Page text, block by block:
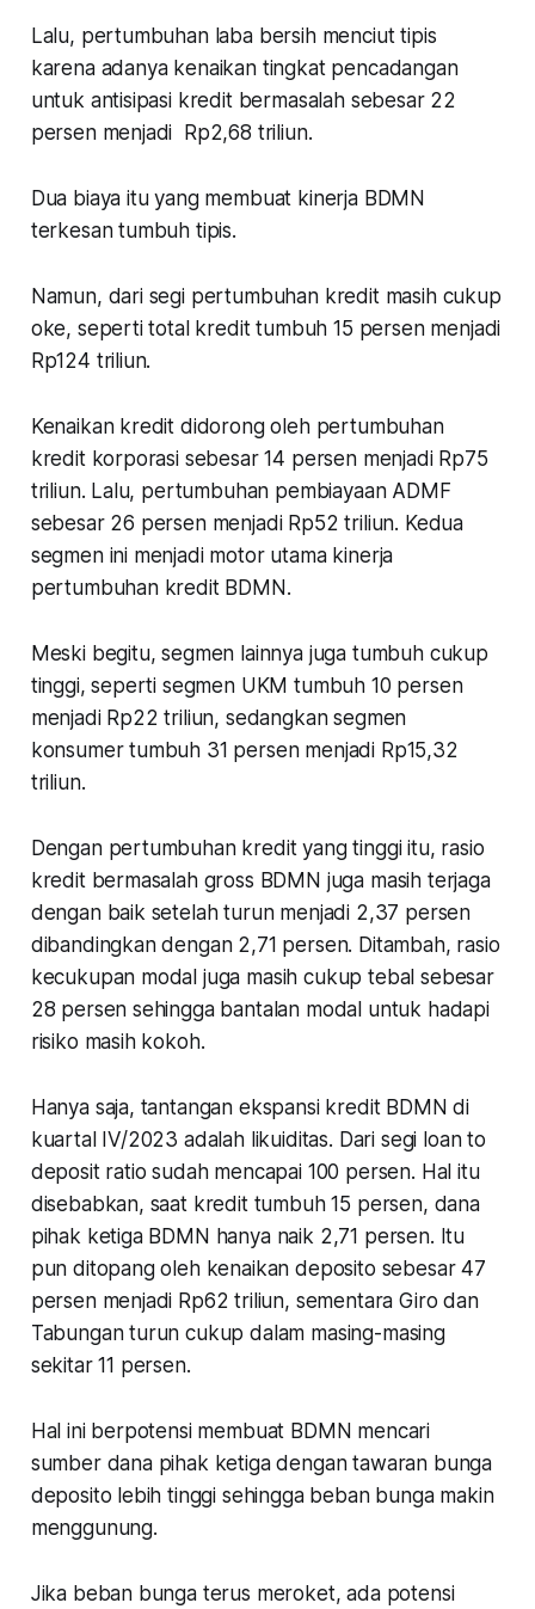
Lalu, pertumbuhan laba bersih menciut tipis
karena adanya kenaikan tingkat pencadangan
untuk antisipasi kredit bermasalah sebesar 22
persen menjadi Rp2,68 triliun.
Dua biaya itu yang membuat kinerja BDMN
terkesan tumbuh tipis.
Namun, dari segi pertumbuhan kredit masih cukup
oke, seperti total kredit tumbuh 15 persen menjadi
Rp124 triliun.
Kenaikan kredit didorong oleh pertumbuhan
kredit korporasi sebesar 14 persen menjadi Rp75
triliun. Lalu, pertumbuhan pembiayaan ADMF
sebesar 26 persen menjadi Rp52 triliun. Kedua
segmen ini menjadi motor utama kinerja
pertumbuhan kredit BDMN.
Meski begitu, segmen lainnya juga tumbuh cukup
tinggi, seperti segmen UKM tumbuh 10 persen
menjadi Rp22 triliun, sedangkan segmen
konsumer tumbuh 31 persen menjadi Rp15,32
triliun.
Dengan pertumbuhan kredit yang tinggi itu, rasio
kredit bermasalah gross BDMN juga masih terjaga
dengan baik setelah turun menjadi 2,37 persen
dibandingkan dengan 2,71 persen. Ditambah, rasio
kecukupan modal juga masih cukup tebal sebesar
28 persen sehingga bantalan modal untuk hadapi
risiko masih kokoh.
Hanya saja, tantangan ekspansi kredit BDMN di
kuartal IV/2023 adalah likuiditas. Dari segi loan to
deposit ratio sudah mencapai 100 persen. Hal itu
disebabkan, saat kredit tumbuh 15 persen, dana
pihak ketiga BDMN hanya naik 2,71 persen. Itu
pun ditopang oleh kenaikan deposito sebesar 47
persen menjadi Rp62 triliun, sementara Giro dan
Tabungan turun cukup dalam masing-masing
sekitar 11 persen.
Hal ini berpotensi membuat BDMN mencari
sumber dana pihak ketiga dengan tawaran bunga
deposito lebih tinggi sehingga beban bunga makin
menggunung.
Jika beban bunga terus meroket, ada potensi